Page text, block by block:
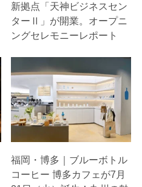
新拠点「天神ビジネスセン
ターⅡ」が開業。オープニ
ングセレモニーレポート
福岡・博多｜ブルーボトル
コーヒー 博多カフェが7月